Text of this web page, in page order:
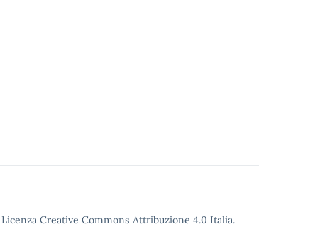
Creative Commons Attribuzione 4.0 Italia.